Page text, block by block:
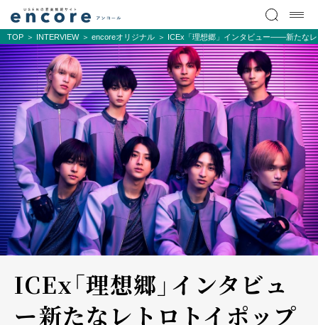
TOP INTERVIEW encoreオリジナル ICEx「理想郷」インタビュー――新たな
ICEx「理想郷」インタビュ
ー――新たなレトロトイポップ